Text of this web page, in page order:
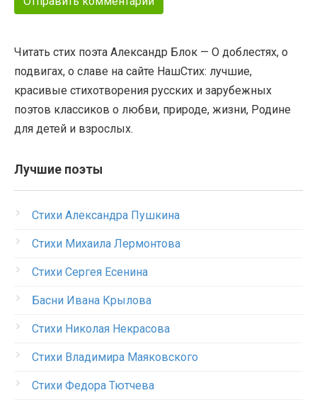
Читать стих поэта Александр Блок — О доблестях, о
подвигах, о славе на сайте НашСтих: лучшие,
красивые стихотворения русских и зарубежных
поэтов классиков о любви, природе, жизни, Родине
для детей и взрослых.
Лучшие поэты
Стихи Александра Пушкина
Стихи Михаила Лермонтова
Стихи Сергея Есенина
Басни Ивана Крылова
Стихи Николая Некрасова
Стихи Владимира Маяковского
Стихи Федора Тютчева